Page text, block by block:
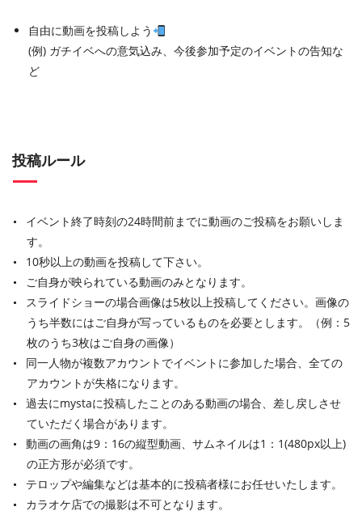
自由に動画を投稿しよう
(例) ガチイベへの意気込み、今後参加予定のイベントの告知な
ど
投稿ルール
イベント終了時刻の24時間前までに動画のご投稿をお願いしま
す。
10秒以上の動画を投稿して下さい。
ご自身が映られている動画のみとなります。
スライドショーの場合画像は5枚以上投稿してください。画像の
うち半数にはご自身が写っているものを必要とします。（例：5
枚のうち3枚はご自身の画像）
同一人物が複数アカウントでイベントに参加した場合、全ての
アカウントが失格になります。
過去にmystaに投稿したことのある動画の場合、差し戻しさせ
ていただく場合があります。
動画の画角は9：16の縦型動画、サムネイルは1：1(480px以上)
の正方形が必須です。
テロップや編集などは基本的に投稿者様にお任せいたします。
カラオケ店での撮影は不可となります。